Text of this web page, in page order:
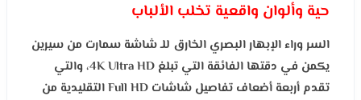
حية وألوان واقعية تخلب الألباب
السر وراء الإبهار البصري الخارق للـ شاشة سمارت من سيرين
يكمن في دقتها الفائقة التي تبلغ 4K Ultra HD، والتي
تقدم أربعة أضعاف تفاصيل شاشات Full HD التقليدية من